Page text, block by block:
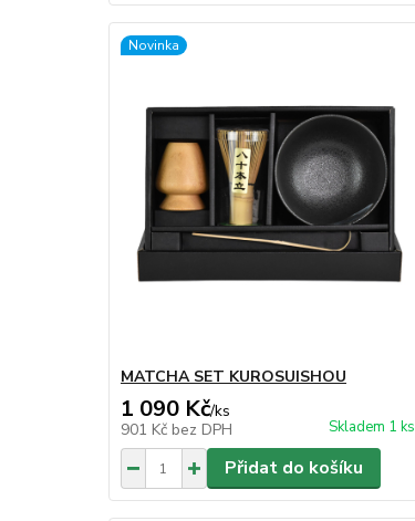
Novinka
MATCHA SET KUROSUISHOU
1 090 Kč/ks
901 Kč bez DPH Skladem 1 ks
Přidat do košíku